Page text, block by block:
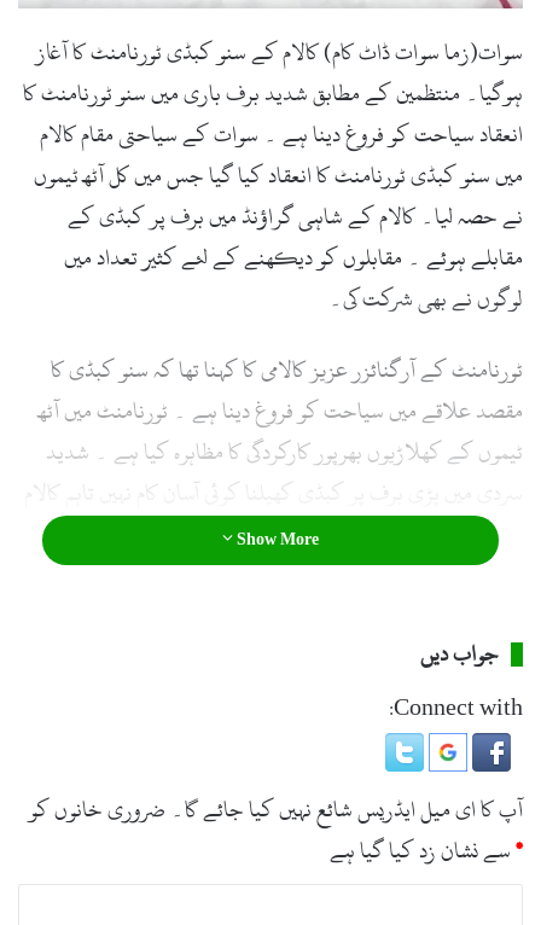
l
سوات(زما سوات ڈاٹ کام) کالام کے سنو کبڈی ٹورنامنٹ کا آغاز
ہوگیا۔ منتظمین کے مطابق شدید برف باری میں سنو ٹورنامنٹ کا
انعقاد سیاحت کو فروغ دینا ہے ۔ سوات کے سیاحتی مقام کالام
میں سنو کبڈی ٹورنامنٹ کا انعقاد کیا گیا جس میں کل آٹھ ٹیموں
نے حصہ لیا۔ کالام کے شاہی گراؤنڈ میں برف پر کبڈی کے
مقابلے ہوئے ۔ مقابلوں کو دیکھنے کے لئے کثیر تعداد میں
لوگوں نے بھی شرکت کی۔
ٹورنامنٹ کے آرگنائزر عزیز کالامی کا کہنا تھا کہ سنو کبڈی کا
مقصد علاقے میں سیاحت کو فروغ دینا ہے ۔ ٹورنامنٹ میں آٹھ
ٹیموں کے کھلاڑیوں بھرپور کارکردگی کا مظاہرہ کیا ہے ۔ شدید
سردی میں پڑی برف پر کبڈی کھیلنا کوئی آسان کام نہیں تاہم کالام
کے نوجوانوں نے دوسری بار ثابت کیا کہ علاقے میں سیاحت کے
فروغ کے لئے وہ کتنے پرجوش ہیں۔
Show More
جواب دیں
Connect with:
آپ کا ای میل ایڈریس شائع نہیں کیا جائے گا۔ ضروری خانوں کو
*سے نشان زد کیا گیا ہے